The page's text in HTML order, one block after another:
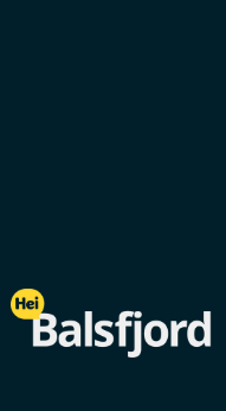
Artikkel Jul